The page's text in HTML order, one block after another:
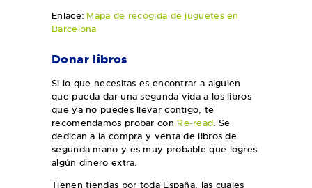
Enlace: Mapa de recogida de juguetes en
Barcelona
Donar libros
Si lo que necesitas es encontrar a alguien
que pueda dar una segunda vida a los libros
que ya no puedes llevar contigo, te
recomendamos probar con Re-read. Se
dedican a la compra y venta de libros de
segunda mano y es muy probable que logres
algún dinero extra.
Tienen tiendas por toda España, las cuales